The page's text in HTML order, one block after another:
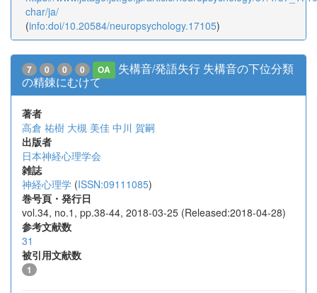
char/ja/
(info:doi/10.20584/neuropsychology.17105)
7 0 0 0 OA
失構音/発語失行 失構音の下位分類
の精錬にむけて
著者
高倉 祐樹 大槻 美佳 中川 賀嗣
出版者
日本神経心理学会
雑誌
神経心理学 (ISSN:09111085)
巻号頁・発行日
vol.34, no.1, pp.38-44, 2018-03-25 (Released:2018-04-28)
参考文献数
31
被引用文献数
1